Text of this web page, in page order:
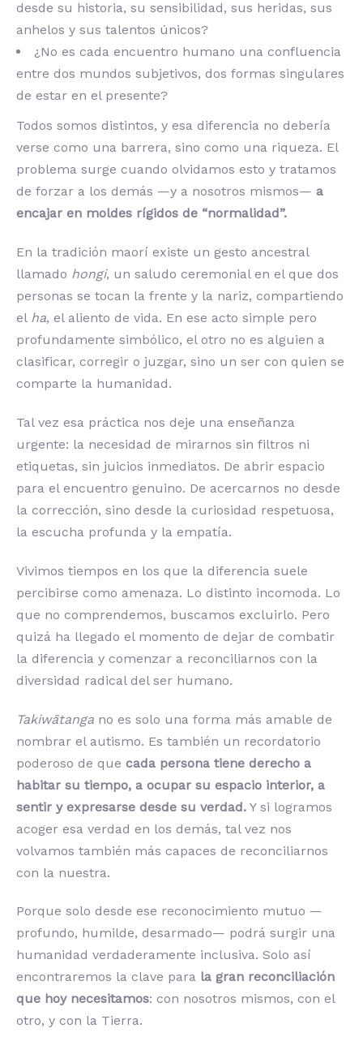
desde su historia, su sensibilidad, sus heridas, sus
anhelos y sus talentos únicos?
¿No es cada encuentro humano una confluencia
entre dos mundos subjetivos, dos formas singulares
de estar en el presente?
Todos somos distintos, y esa diferencia no debería
verse como una barrera, sino como una riqueza. El
problema surge cuando olvidamos esto y tratamos
de forzar a los demás —y a nosotros mismos— a
encajar en moldes rígidos de “normalidad”.
En la tradición maorí existe un gesto ancestral
llamado hongi, un saludo ceremonial en el que dos
personas se tocan la frente y la nariz, compartiendo
el ha, el aliento de vida. En ese acto simple pero
profundamente simbólico, el otro no es alguien a
clasificar, corregir o juzgar, sino un ser con quien se
comparte la humanidad.
Tal vez esa práctica nos deje una enseñanza
urgente: la necesidad de mirarnos sin filtros ni
etiquetas, sin juicios inmediatos. De abrir espacio
para el encuentro genuino. De acercarnos no desde
la corrección, sino desde la curiosidad respetuosa,
la escucha profunda y la empatía.
Vivimos tiempos en los que la diferencia suele
percibirse como amenaza. Lo distinto incomoda. Lo
que no comprendemos, buscamos excluirlo. Pero
quizá ha llegado el momento de dejar de combatir
la diferencia y comenzar a reconciliarnos con la
diversidad radical del ser humano.
Takiwātanga no es solo una forma más amable de
nombrar el autismo. Es también un recordatorio
poderoso de que cada persona tiene derecho a
habitar su tiempo, a ocupar su espacio interior, a
sentir y expresarse desde su verdad. Y si logramos
acoger esa verdad en los demás, tal vez nos
volvamos también más capaces de reconciliarnos
con la nuestra.
Porque solo desde ese reconocimiento mutuo —
profundo, humilde, desarmado— podrá surgir una
humanidad verdaderamente inclusiva. Solo así
encontraremos la clave para la gran reconciliación
que hoy necesitamos: con nosotros mismos, con el
otro, y con la Tierra.